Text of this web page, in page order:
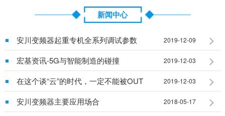
新闻中心
安川变频器起重专机全系列调试参数 2019-12-09
宏基资讯-5G与智能制造的碰撞 2019-12-03
在这个谈“云”的时代，一定不能被OUT 2019-12-03
安川变频器主要应用场合 2018-05-17